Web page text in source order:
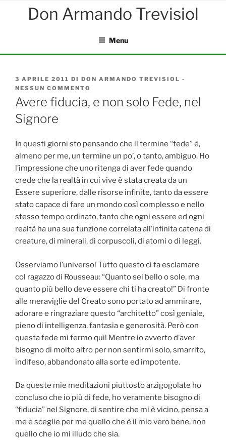
Menu
PUBBLICATO
IL
3 APRILE 2011 DI DON ARMANDO TREVISIOL -
NESSUN COMMENTO
FIDUCIA,
FEDE,
NEL
SIGNORE
Avere fiducia, e non solo Fede, nel
Signore
In questi giorni sto pensando che il termine “fede” è,
almeno per me, un termine un po’, o tanto, ambiguo. Ho
l’impressione che uno ritenga di aver fede quando
crede che la realtà in cui vive è stata creata da un
Essere superiore, dalle risorse infinite, tanto da essere
stato capace di fare un mondo così complesso e nello
stesso tempo ordinato, tanto che ogni essere ed ogni
realtà ha una sua funzione correlata all’infinita catena di
creature, di minerali, di corpuscoli, di atomi o di leggi.
Osserviamo l’universo! Tutto questo ci fa esclamare
col ragazzo di Rousseau: “Quanto sei bello o sole, ma
quanto più bello deve essere chi ti ha creato!” Di fronte
alle meraviglie del Creato sono portato ad ammirare,
adorare e ringraziare questo “architetto” così geniale,
pieno di intelligenza, fantasia e generosità. Però con
questa fede mi fermo qui! Mentre io avverto d’aver
bisogno di molto altro per non sentirmi solo, smarrito,
indifeso, abbandonato alla sorte ed impotente.
Da queste mie meditazioni piuttosto arzigogolate ho
concluso che io più di fede, ho veramente bisogno di
“fiducia” nel Signore, di sentire che mi è vicino, pensa a
me e sceglie per me quello che è il mio vero bene, non
quello che io mi illudo che sia.